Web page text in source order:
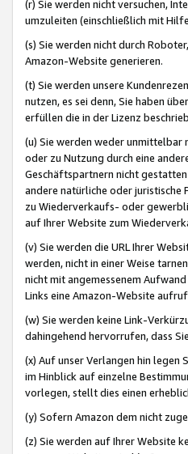
(r) Sie werden nicht versuchen,
umzuleiten (einschließlich mit
(s) Sie werden nicht durch
Amazon-Website generieren.
(t) Sie werden unsere
nutzen, es sei denn, Sie haben
erfüllen die in der Lizenz
(u) Sie werden weder unmittelbar
oder zu Nutzung durch eine
Geschäftspartnern nicht
andere natürliche oder juristische
zu Wiederverkaufs- oder
auf Ihrer Website zum
(v) Sie werden die URL Ihrer
werden, nicht in einer Weise
nicht mit angemessenem
Links eine Amazon-Website
(w) Sie werden keine Link-
dahingehend hervorrufen, dass
(x) Auf unser Verlangen hin legen
im Hinblick auf einzelne
vorlegen, stellt dies einen
(y) Sofern Amazon dem nicht
(z) Sie werden auf Ihrer Website